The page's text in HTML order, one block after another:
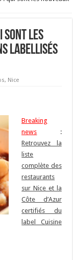
sont les
labellisés
, Nice
Breaking
news :
Retrouvez la
liste
complète des
restaurants
sur Nice et la
Côte d’Azur
certifiés du
label Cuisine